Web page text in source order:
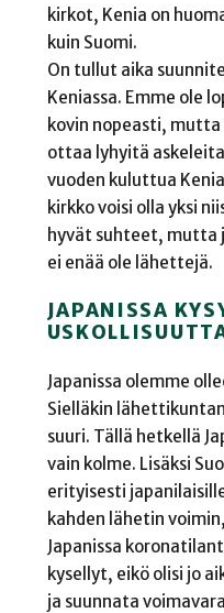
kirkot, Kenia on
kuin Suomi.
On tullut aika
Keniassa. Emme ole
kovin nopeasti,
ottaa lyhyitä
vuoden kuluttua
kirkko voisi olla yksi
hyvät suhteet, mutta
ei enää ole lähettejä.
JAPANISSA
Japanissa olemme
Sielläkin
suuri. Tällä hetkellä
vain kolme. Lisäksi
erityisesti
kahden lähetin
Japanissa
kysellyt, eikö olisi jo
ja suunnata